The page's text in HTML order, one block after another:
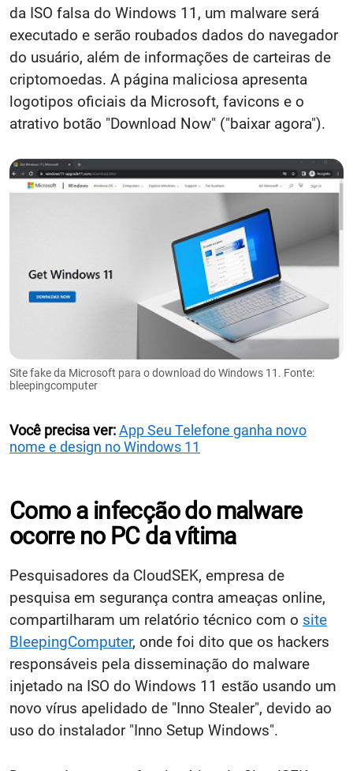
da ISO falsa do Windows 11, um malware será
executado e serão roubados dados do navegador
do usuário, além de informações de carteiras de
criptomoedas. A página maliciosa apresenta
logotipos oficiais da Microsoft, favicons e o
atrativo botão "Download Now" ("baixar agora").
Site fake da Microsoft para o download do Windows 11. Fonte:
bleepingcomputer
Você precisa ver:App Seu Telefone ganha novo
nome e design no Windows 11
Como a infecção do malware
ocorre no PC da vítima
Pesquisadores da CloudSEK, empresa de
pesquisa em segurança contra ameaças online,
compartilharam um relatório técnico com o site
BleepingComputer, onde foi dito que os hackers
responsáveis pela disseminação do malware
injetado na ISO do Windows 11 estão usando um
novo vírus apelidado de "Inno Stealer", devido ao
uso do instalador "Inno Setup Windows".